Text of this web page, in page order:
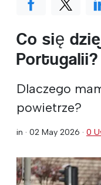
Co się
Portugalii?
Dlaczego
powietrze?
in · 02 May 2026 · 0